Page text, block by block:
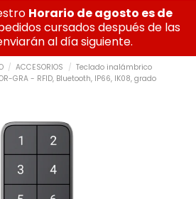
Horario de agosto es de
cursados después de las
al día siguiente.
ACCESORIOS
Teclado inalámbrico
GRA - RFID, Bluetooth, IP66, IK08, grado